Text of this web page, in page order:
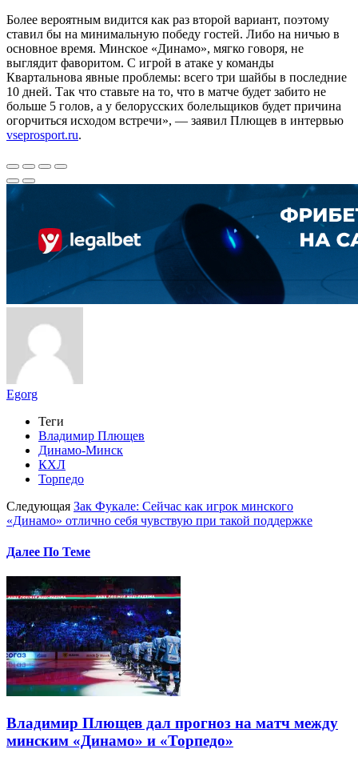
Более вероятным видится как раз второй вариант, поэтому
ставил бы на минимальную победу гостей. Либо на ничью в
основное время. Минское «Динамо», мягко говоря, не
выглядит фаворитом. С игрой в атаке у команды
Квартальнова явные проблемы: всего три шайбы в последние
10 дней. Так что ставьте на то, что в матче будет забито не
больше 5 голов, а у белорусских болельщиков будет причина
огорчиться исходом встречи», — заявил Плющев в интервью
vseprosport.ru.
Egorg
Теги
Владимир Плющев
Динамо-Минск
КХЛ
Торпедо
Следующая Зак Фукале: Сейчас как игрок минского
«Динамо» отлично себя чувствую при такой поддержке
Далее По Теме
Владимир Плющев дал прогноз на матч между
минским «Динамо» и «Торпедо»